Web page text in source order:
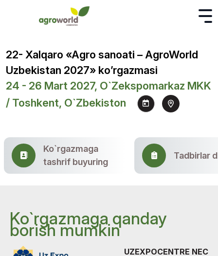
22- Xalqaro «Agro sanoati – AgroWorld
Uzbekistan 2027» ko’rgazmasi
24 - 26 Mart 2027, O`zekspomarkaz MKK
/ Toshkent, O`zbekiston
Ko`rgazmaga
tashrif buyuring
Tadbirlar
Ko`rgazmaga qanday
borish mumkin
UZEXPOCENTRE NEC